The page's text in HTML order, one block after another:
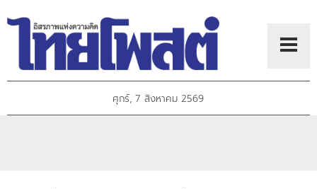
ศุกร์, 7 สิงหาคม 2569